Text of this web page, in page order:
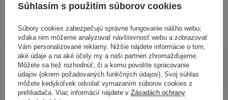
16,20 € / ks
PRIDAŤ DO KOŠÍKA
Kontrolovali aj ďalší zákazníci
Súhlasím s použitím súborov cookies
Súbory cookies zabezpečujú správne fungovanie nášho webu;
vďaka nim môžeme analyzovať návštevnosť webu a zobrazovať
Vám personalizované reklamy. Nižšie nájdete informácie o tom,
aké údaje a na aké účely my a naši partneri zhromažďujeme.
Môžete sa tiež rozhodnúť, či a komu povolíte spracovanie
údajov (okrem požadovaných funkčných údajov). Svoj súhlas
môžete kedykoľvek odvolať vymazaním súborov cookies z
prehliadača. Viac informácií nájdete v Zásadách ochrany